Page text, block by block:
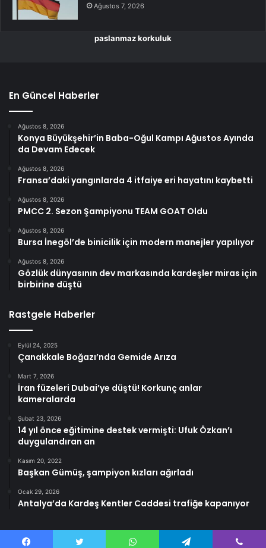
Ağustos 7, 2026
paslanmaz korkuluk
En Güncel Haberler
Ağustos 8, 2026
Konya Büyükşehir’in Baba-Oğul Kampı Ağustos Ayında
da Devam Edecek
Ağustos 8, 2026
Fransa’daki yangınlarda 4 itfaiye eri hayatını kaybetti
Ağustos 8, 2026
PMCC 2. Sezon Şampiyonu TEAM GOAT Oldu
Ağustos 8, 2026
Bursa İnegöl’de binicilik için modern manejler yapılıyor
Ağustos 8, 2026
Gözlük dünyasının dev markasında kardeşler miras için
birbirine düştü
Rastgele Haberler
Eylül 24, 2025
Çanakkale Boğazı’nda Gemide Arıza
Mart 7, 2026
İran füzeleri Dubai’ye düştü! Korkunç anlar
kameralarda
Şubat 23, 2026
14 yıl önce eğitimine destek vermişti: Ufuk Özkan’ı
duygulandıran an
Kasım 20, 2022
Başkan Gümüş, şampiyon kızları ağırladı
Ocak 29, 2026
Antalya’da Kardeş Kentler Caddesi trafiğe kapanıyor